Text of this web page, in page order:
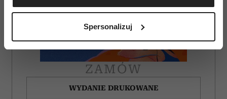
Identyfikować Twoje urządzenie, aktywnie
(fingerprinting, czyli wirtualny odcisk palca)
dane są przetwarzane oraz ustaw własne preferencje w
. W Deklaracji plików cookie możesz
Spersonalizuj
ZAMÓW
WYDANIE DRUKOWANE